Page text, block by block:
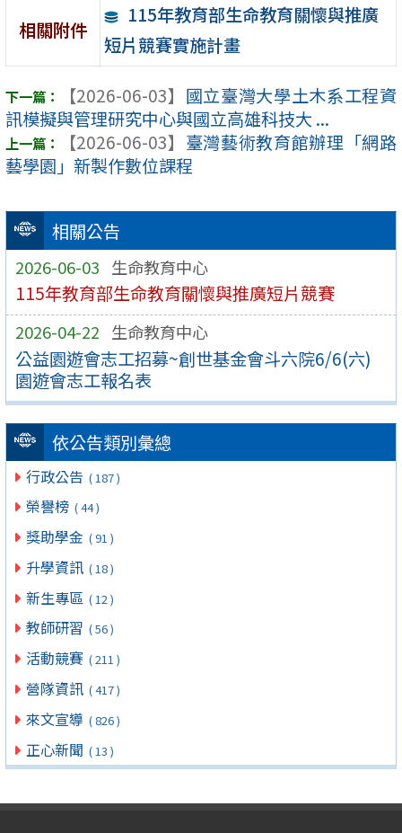
相關公告
2026-06-03 生命教育中心
115年教育部生命教育關懷與推廣短片競賽
2026-04-22 生命教育中心
公益園遊會志工招募~創世基金會斗六院6/6(六)
園遊會志工報名表
依公告類別彙總
行政公告 ( 187 )
榮譽榜 ( 44 )
獎助學金 ( 91 )
升學資訊 ( 18 )
新生專區 ( 12 )
教師研習 ( 56 )
活動競賽 ( 211 )
營隊資訊 ( 417 )
來文宣導 ( 826 )
正心新聞 ( 13 )
相關附件
115年教育部生命教育關懷與推廣
短片競賽實施計畫
【2026-06-03】 國立臺灣大學土木系工程資
訊模擬與管理研究中心與國立高雄科技大 ...
【2026-06-03】 臺灣藝術教育館辦理「網路
藝學園」新製作數位課程